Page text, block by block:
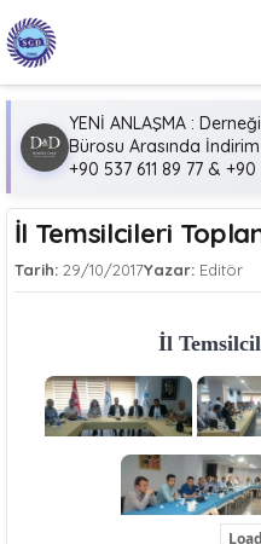
YENİ ANLAŞMA :
Bürosu Arasında İndirim
+90 537 611 89 77 & +90
İl Temsilcileri
Tarih: 29/10/2017Yazar:Editör
İl